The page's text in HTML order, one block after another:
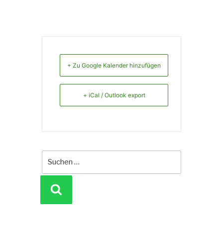
+ Zu Google Kalender hinzufügen
+ iCal / Outlook export
nach: